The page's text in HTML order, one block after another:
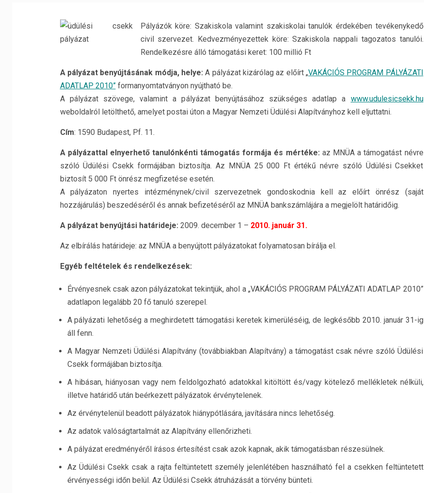
Pályázók köre: Szakiskola valamint szakiskolai tanulók érdekében tevékenykedő
civil szervezet. Kedvezményezettek köre: Szakiskola nappali tagozatos tanulói.
Rendelkezésre álló támogatási keret: 100 millió Ft
A pályázat benyújtásának módja, helye:A pályázat kizárólag az előírt „VAKÁCIÓS PROGRAM PÁLYÁZATI
ADATLAP 2010”formanyomtatványon nyújtható be.
A pályázat szövege, valamint a pályázat benyújtásához szükséges adatlap a www.udulesicsekk.hu
weboldalról letölthető, amelyet postai úton a Magyar Nemzeti Üdülési Alapítványhoz kell eljuttatni.
Cím: 1590 Budapest, Pf. 11.
A pályázattal elnyerhető tanulónkénti támogatás formája és mértéke: az MNÜA a támogatást névre
szóló Üdülési Csekk formájában biztosítja. Az MNÜA 25 000 Ft értékű névre szóló Üdülési Csekket
biztosít 5 000 Ft önrész megfizetése esetén.
A pályázaton nyertes intézménynek/civil szervezetnek gondoskodnia kell az előírt önrész (saját
hozzájárulás) beszedéséről és annak befizetéséről az MNÜA bankszámlájára a megjelölt határidőig.
A pályázat benyújtási határideje: 2009. december 1 – 2010. január 31.
Az elbírálás határideje: az MNÜA a benyújtott pályázatokat folyamatosan bírálja el.
Egyéb feltételek és rendelkezések:
Érvényesnek csak azon pályázatokat tekintjük, ahol a „VAKÁCIÓS PROGRAM PÁLYÁZATI ADATLAP 2010”
adatlapon legalább 20 fő tanuló szerepel.
A pályázati lehetőség a meghirdetett támogatási keretek kimerüléséig, de legkésőbb 2010. január 31-ig
áll fenn.
A Magyar Nemzeti Üdülési Alapítvány (továbbiakban Alapítvány) a támogatást csak névre szóló Üdülési
Csekk formájában biztosítja.
A hibásan, hiányosan vagy nem feldolgozható adatokkal kitöltött és/vagy kötelező mellékletek nélküli,
illetve határidő után beérkezett pályázatok érvénytelenek.
Az érvénytelenül beadott pályázatok hiánypótlására, javítására nincs lehetőség.
Az adatok valóságtartalmát az Alapítvány ellenőrizheti.
A pályázat eredményéről írásos értesítést csak azok kapnak, akik támogatásban részesülnek.
Az Üdülési Csekk csak a rajta feltüntetett személy jelenlétében használható fel a csekken feltüntetett
érvényességi időn belül. Az Üdülési Csekk átruházását a törvény bünteti.